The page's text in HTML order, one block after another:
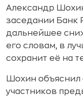
Александр
заседании Банк
дальнейшее
его словам, в
сохранит её на
Шохин объяснил
участников